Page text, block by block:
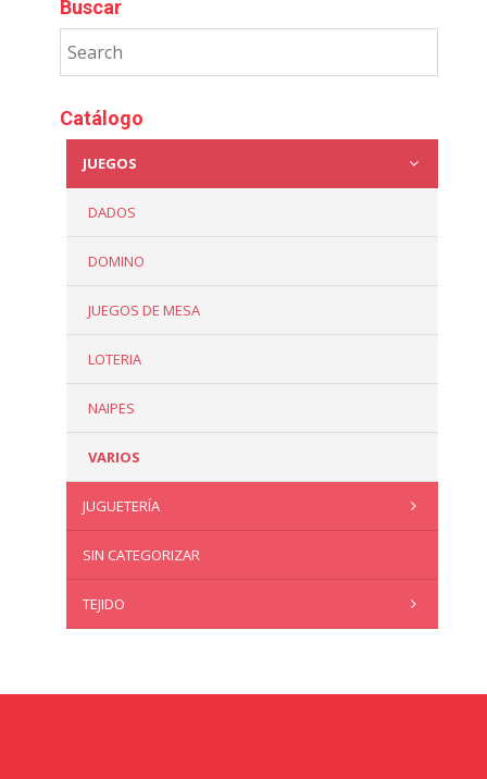
Buscar
Catálogo
JUEGOS
DADOS
DOMINO
JUEGOS DE MESA
LOTERIA
NAIPES
VARIOS
JUGUETERÍA
SIN CATEGORIZAR
TEJIDO